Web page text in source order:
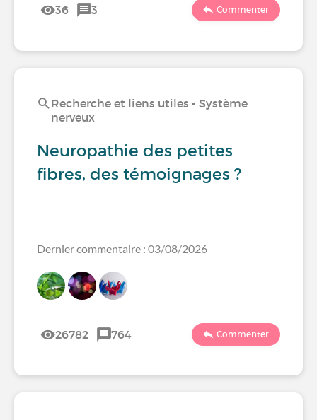
36 3 Commenter
Recherche et liens utiles - Système
nerveux
Neuropathie des petites
fibres, des témoignages ?
Dernier commentaire : 03/08/2026
26782 764 Commenter